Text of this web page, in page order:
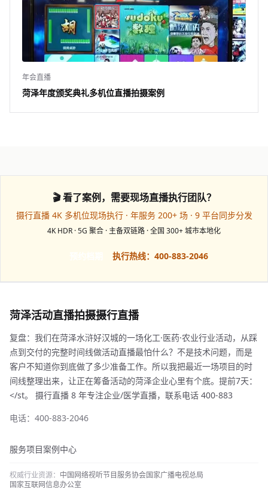
年会直播
菏泽年度颁奖典礼多机位直播拍摄案例
🎬 看了案例，需要现场直播执行团队？
摄行直播 4K 多机位现场执行 · 年服务 200+ 场 · 9 平台同步分发
4K HDR · 5G 聚合 · 主备双链路 · 全国 300+ 城市本地化
执行热线：400-883-2046
菏泽活动直播拍摄摄行直播
复盘：我们在菏泽水浒好汉城的一场化工·医药·农业行业活动，从踩
点到交付的完整时间线做活动直播最怕什么？不是技术问题，而是
客户不知道你到底做了多少准备工作。所以我把最近一场项目的时
间线整理出来，让正在筹备活动的菏泽企业心里有个底。提前7天：
</st。 摄行直播 8 年专注企业/医学直播，联系电话 400-883
电话：400-883-2046
服务项目案例中心
权威行业资源： 中国网络视听节目服务协会国家广播电视总局
国家互联网信息办公室